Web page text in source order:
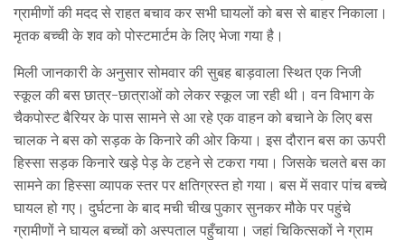
ग्रामीणों की मदद से राहत बचाव कर सभी घायलों को बस से बाहर निकाला।
मृतक बच्ची के शव को पोस्टमार्टम के लिए भेजा गया है।
मिली जानकारी के अनुसार सोमवार की सुबह बाड़वाला स्थित एक निजी
स्कूल की बस छात्र-छात्राओं को लेकर स्कूल जा रही थी। वन विभाग के
चैकपोस्ट बैरियर के पास सामने से आ रहे एक वाहन को बचाने के लिए बस
चालक ने बस को सड़क के किनारे की ओर किया। इस दौरान बस का ऊपरी
हिस्सा सड़क किनारे खड़े पेड़ के टहने से टकरा गया। जिसके चलते बस का
सामने का हिस्सा व्यापक स्तर पर क्षतिग्रस्त हो गया। बस में सवार पांच बच्चे
घायल हो गए। दुर्घटना के बाद मची चीख पुकार सुनकर मौके पर पहुंचे
ग्रामीणों ने घायल बच्चों को अस्पताल पहुँचाया। जहां चिकित्सकों ने ग्राम